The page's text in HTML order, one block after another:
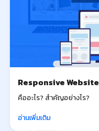
Responsive Website
คืออะไร? สำคัญอย่างไร?
อ่านเพิ่มเติม